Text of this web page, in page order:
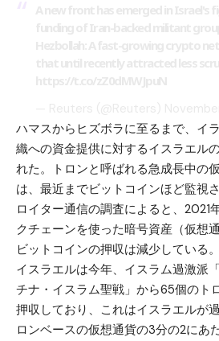
ハマスからヒズボラに至るまで、イ
織への資金提供に対するイスラエル
れた。トロンと呼ばれる急成長中の
は、最近までビットコインほど監視
ロイター通信の調査によると、2021
クチェーンを使った暗号資産（仮想
ビットコインの押収は減少している。
イスラエルは今年、イスラム過激派
チナ・イスラム聖戦」から65個のト
押収しており、これはイスラエルが
ロンベースの仮想通貨の3分の2にあた